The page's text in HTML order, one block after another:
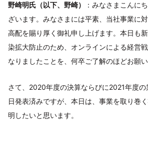
野崎明氏（以下、野崎）
：みなさまこんに
ざいます。みなさまには平素、当社事業に
高配を賜り厚く御礼申し上げます。本日も
染拡大防止のため、オンラインによる経営
なりましたことを、何卒ご了解のほどお願い
さて、2020年度の決算ならびに2021年度
日発表済みですが、本日は、事業を取り巻
明したいと思います。